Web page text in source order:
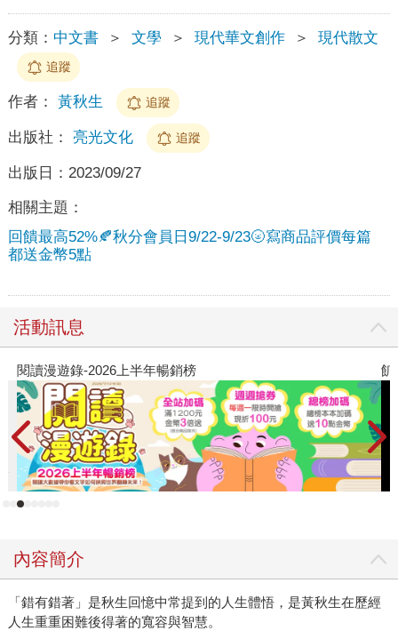
分類： 中文書 ＞ 文學 ＞ 現代華文創作 ＞ 現代散文
追蹤
作者： 黃秋生 追蹤
出版社： 亮光文化 追蹤
出版日： 2023/09/27
相關主題：
回饋最高52%🍂秋分會員日9/22-9/23🌝寫商品評價每篇
都送金幣5點
活動訊息
閱讀漫遊錄-2026上半年暢銷榜 飢
內容簡介
「錯有錯著」是秋生回憶中常提到的人生體悟，是黃秋生在歷經
人生重重困難後得著的寬容與智慧。